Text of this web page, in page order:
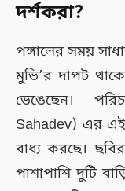
দর্শকরা?
পঙ্গালের সময়
মুভি’র দাপট
ভেঙেছেন।
Sahadev) এর এই
বাধ্য করছে।
পাশাপাশি দুটি